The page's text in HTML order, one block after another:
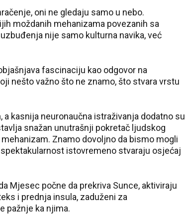
oni ne gledaju samo u nebo.
moždanih mehanizama povezanih sa
nije samo kulturna navika, već
fascinaciju kao odgovor na
nešto važno što ne znamo, što stvara vrstu
kasnija neuronaučna istraživanja dodatno su
snažan unutrašnji pokretač ljudskog
Znamo dovoljno da bismo mogli
istovremeno stvaraju osjećaj
Mjesec počne da prekriva Sunce, aktiviraju
i prednja insula, zaduženi za
pažnje ka njima.